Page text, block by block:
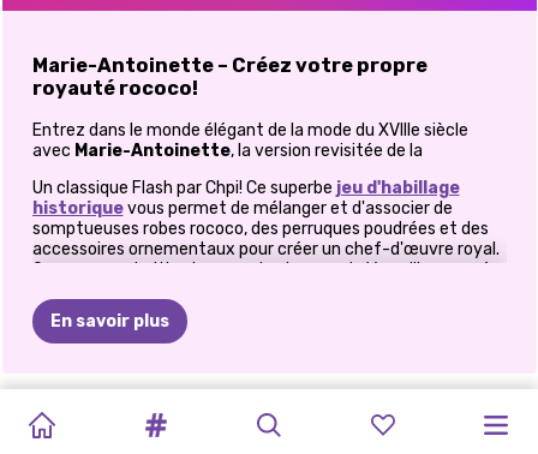
Marie-Antoinette – Créez votre propre
royauté rococo!
Entrez dans le monde élégant de la mode du XVIIIe siècle
avec Marie-Antoinette, la version revisitée de la
Un classique Flash par Chpi! Ce superbe jeu d'habillage
historiquevous permet de mélanger et d'associer de
somptueuses robes rococo, des perruques poudrées et des
accessoires ornementaux pour créer un chef-d'œuvre royal.
Que vous souhaitiez incarner le glamour de Versailles ou créer
les amateurs de mode vintage!
Créez le look rococo ultime!
DansMarie-Antoinette, découvrez une garde-robe
époustouflante inspirée du XVIIIe siècle. Choisissez parmi des
robes exquises, des corsets et des jupes superposées pour
En savoir plus
ET
D'HABILLAGE
RÉTRO
JEU
D'HABILLAGE
D'HABILLAGE
SURPRISE
FAITES
VOTRE
CRÉATEUR
D&#39;AVATAR
VIE
CRÉATEUR